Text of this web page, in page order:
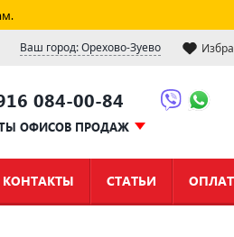
Ваш город: Орехово-Зуево
084-00-84
ОФИСОВ ПРОДАЖ
КОНТАКТЫ СТАТЬИ